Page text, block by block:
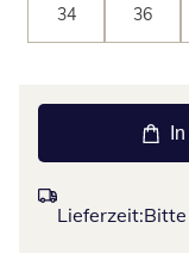
34 36
Lieferzeit:Bitte